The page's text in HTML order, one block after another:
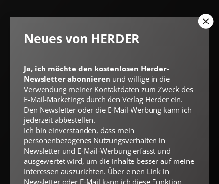
und willige in die Verwendung meiner Kontaktdaten
zum Zweck des E-Mail-Marketings durch den Verlag Herder ein.
Ich bin einverstanden, dass mein personenbezogenes
Nutzungsverhalten in Newsletter und E-Mail-Werbung erfasst
und ausgewertet wird, um die Inhalte besser auf meine
Interessen auszurichten. Über einen Link in Newsletter oder E-
Mail kann ich diese Funktion jederzeit ausschalten.
Weiterführende Informationen finden Sie in unseren
Datenschutzhinweisen.
E-MAIL
Jetzt anmelden
Neues von HERDER
Ja, ich möchte den kostenlosen Herder-
Newsletter abonnieren und willige in die
Verwendung meiner Kontaktdaten zum Zweck des
E-Mail-Marketings durch den Verlag Herder ein.
Den Newsletter oder die E-Mail-Werbung kann ich
jederzeit abbestellen.
Ich bin einverstanden, dass mein
personenbezogenes Nutzungsverhalten in
Newsletter und E-Mail-Werbung erfasst und
ausgewertet wird, um die Inhalte besser auf meine
Interessen auszurichten. Über einen Link in
Newsletter oder E-Mail kann ich diese Funktion